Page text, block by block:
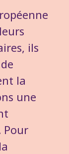
ils
la
une
Pour